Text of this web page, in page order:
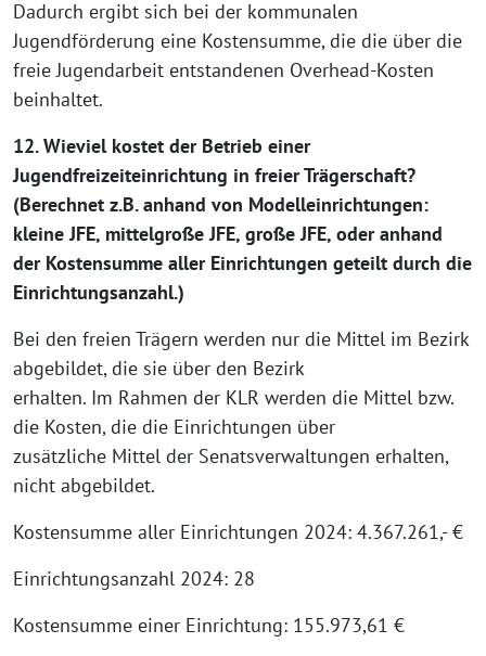
Dadurch ergibt sich bei der kommunalen
Jugendförderung eine Kostensumme, die die über die
freie Jugendarbeit entstandenen Overhead-Kosten
beinhaltet.
12. Wieviel kostet der Betrieb einer
Jugendfreizeiteinrichtung in freier Trägerschaft?
(Berechnet z.B. anhand von Modelleinrichtungen:
kleine JFE, mittelgroße JFE, große JFE, oder anhand
der Kostensumme aller Einrichtungen geteilt durch die
Einrichtungsanzahl.)
Bei den freien Trägern werden nur die Mittel im Bezirk
abgebildet, die sie über den Bezirk
erhalten. Im Rahmen der KLR werden die Mittel bzw.
die Kosten, die die Einrichtungen über
zusätzliche Mittel der Senatsverwaltungen erhalten,
nicht abgebildet.
Kostensumme aller Einrichtungen 2024: 4.367.261,- €
Einrichtungsanzahl 2024: 28
Kostensumme einer Einrichtung: 155.973,61 €